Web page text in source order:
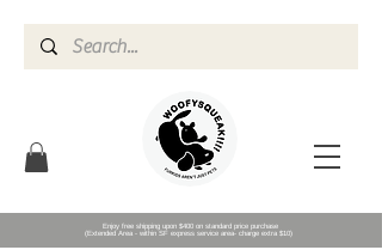
Enjoy free shipping upon $400 on standard price purchase
(Extended Area - within SF express service area- charge extra $10)